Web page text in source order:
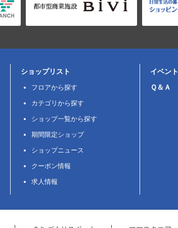
ショップリスト
フロアから探す
カテゴリから探す
ショップ一覧から探す
期間限定ショップ
ショップニュース
クーポン情報
求人情報
イベント
Ｑ＆Ａ